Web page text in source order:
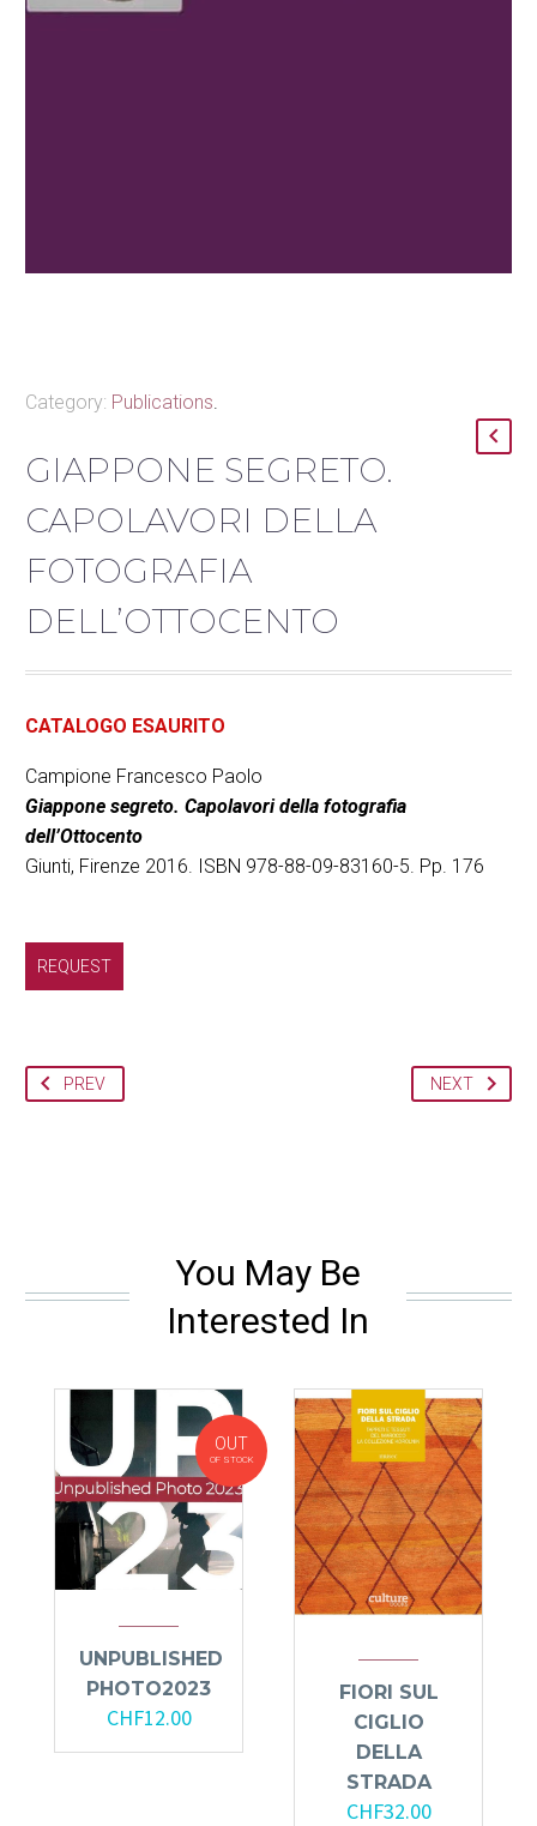
Category: Publications
GIAPPONE SEGRETO.
CAPOLAVORI DELLA
FOTOGRAFIA
DELL’OTTOCENTO
CATALOGO ESAURITO
Campione Francesco Paolo
Giappone segreto. Capolavori della fotografia
dell’Ottocento
Giunti, Firenze 2016. ISBN 978-88-09-83160-5. Pp. 176
REQUEST
PREV NEXT
You May Be
Interested In
OUT
OF STOCK
UNPUBLISHED
PHOTO2023
CHF12.00
FIORI SUL
CIGLIO
DELLA
STRADA
CHF32.00